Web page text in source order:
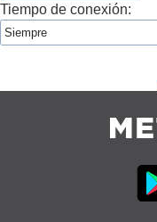
Tiempo de conexión: